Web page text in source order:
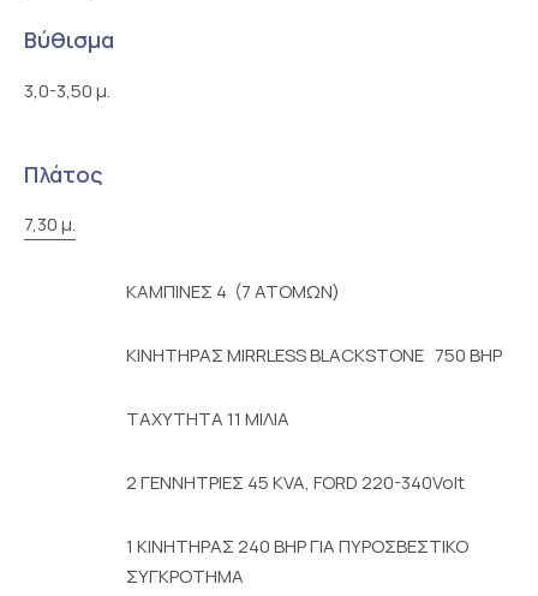
Βύθισμα
3,0-3,50 μ.
Πλάτος
7,30 μ.
ΚΑΜΠΙΝΕΣ 4 (7 ΑΤΟΜΩΝ)
ΚΙΝΗΤΗΡΑΣ MIRRLESS BLACKSTONE 750 ΒΗΡ
ΤΑΧΥΤΗΤΑ 11 ΜΙΛΙΑ
2 ΓΕΝΝΗΤΡΙΕΣ 45 KVA, FORD 220-340Volt
1 ΚΙΝΗΤΗΡΑΣ 240 ΒΗΡ ΓΙΑ ΠΥΡΟΣΒΕΣΤΙΚΟ
ΣΥΓΚΡΟΤΗΜΑ